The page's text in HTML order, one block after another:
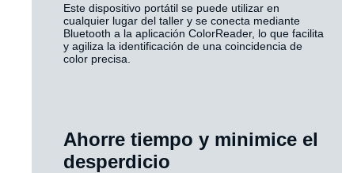
Este dispositivo portátil se puede utilizar en
cualquier lugar del taller y se conecta mediante
Bluetooth a la aplicación ColorReader, lo que facilita
y agiliza la identificación de una coincidencia de
color precisa.
Ahorre tiempo y minimice el
desperdicio